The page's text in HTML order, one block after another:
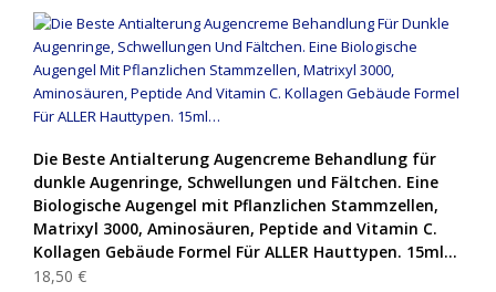
Die Beste Antialterung Augencreme Behandlung für
dunkle Augenringe, Schwellungen und Fältchen. Eine
Biologische Augengel mit Pflanzlichen Stammzellen,
Matrixyl 3000, Aminosäuren, Peptide and Vitamin C.
Kollagen Gebäude Formel Für ALLER Hauttypen. 15ml…
18,50 €